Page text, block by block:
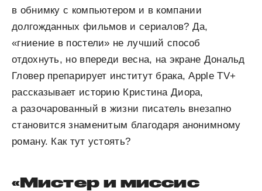
в обнимку с компьютером и в компании
долгожданных фильмов и сериалов? Да,
«гниение в постели» не лучший способ
отдохнуть, но впереди весна, на экране Дональд
Гловер препарирует институт брака, Apple TV+
рассказывает историю Кристина Диора,
а разочарованный в жизни писатель внезапно
становится знаменитым благодаря анонимному
роману. Как тут устоять?
«Мистер и миссис